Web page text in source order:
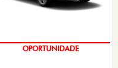
OPORTUNIDADE